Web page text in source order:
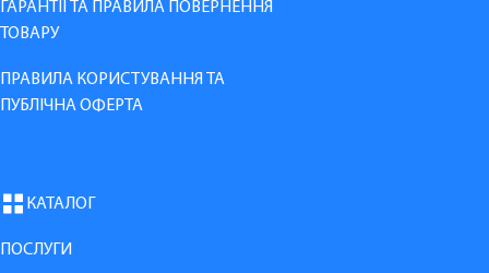
ГАРАНТІЇ ТА ПРАВИЛА ПОВЕРНЕННЯ
ТОВАРУ
ПРАВИЛА КОРИСТУВАННЯ ТА
ПУБЛІЧНА ОФЕРТА
КАТАЛОГ
ПОСЛУГИ